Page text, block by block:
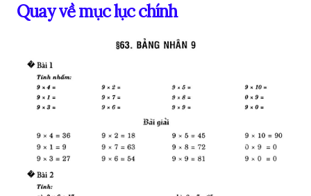
Quay về mục lục chính